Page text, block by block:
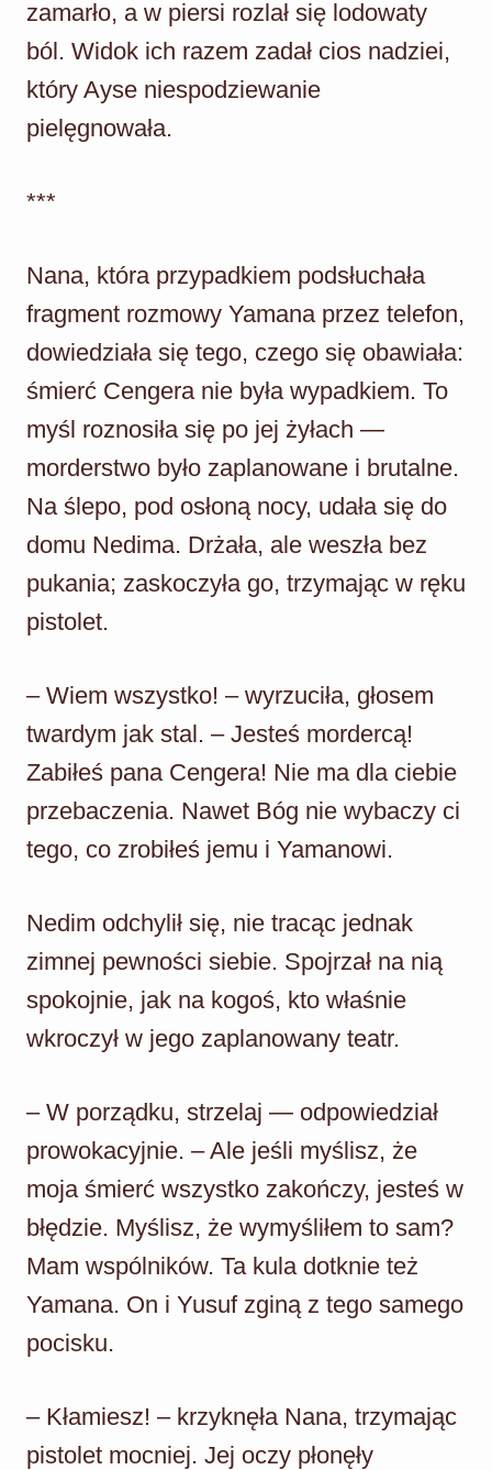
zamarło, a w piersi rozlał się lodowaty
ból. Widok ich razem zadał cios nadziei,
który Ayse niespodziewanie
pielęgnowała.
***
Nana, która przypadkiem podsłuchała
fragment rozmowy Yamana przez telefon,
dowiedziała się tego, czego się obawiała:
śmierć Cengera nie była wypadkiem. To
myśl roznosiła się po jej żyłach —
morderstwo było zaplanowane i brutalne.
Na ślepo, pod osłoną nocy, udała się do
domu Nedima. Drżała, ale weszła bez
pukania; zaskoczyła go, trzymając w ręku
pistolet.
– Wiem wszystko! – wyrzuciła, głosem
twardym jak stal. – Jesteś mordercą!
Zabiłeś pana Cengera! Nie ma dla ciebie
przebaczenia. Nawet Bóg nie wybaczy ci
tego, co zrobiłeś jemu i Yamanowi.
Nedim odchylił się, nie tracąc jednak
zimnej pewności siebie. Spojrzał na nią
spokojnie, jak na kogoś, kto właśnie
wkroczył w jego zaplanowany teatr.
– W porządku, strzelaj — odpowiedział
prowokacyjnie. – Ale jeśli myślisz, że
moja śmierć wszystko zakończy, jesteś w
błędzie. Myślisz, że wymyśliłem to sam?
Mam wspólników. Ta kula dotknie też
Yamana. On i Yusuf zginą z tego samego
pocisku.
– Kłamiesz! – krzyknęła Nana, trzymając
pistolet mocniej. Jej oczy płonęły